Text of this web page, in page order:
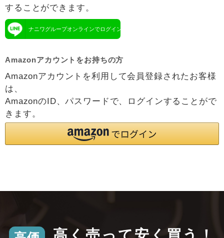
することができます。
ナニワグループオンラインでログイン
Amazonアカウントをお持ちの方
Amazonアカウントを利用して会員登録されたお客様
は、
AmazonのID、パスワードで、ログインすることがで
きます。